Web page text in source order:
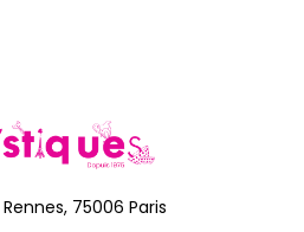
75006 Paris